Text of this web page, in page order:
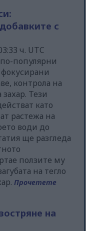
с
ч. UTC
популярни
контрола на
Тези
като
растежа на
води до
ще разгледа
ползите му
на тегло
Прочетете
на